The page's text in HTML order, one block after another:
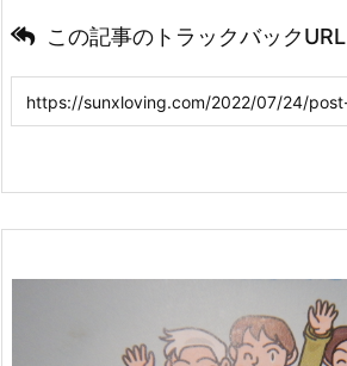
この記事のトラックバックURL